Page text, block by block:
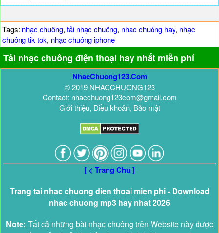
Tags: nhạc chuông, tải nhạc chuông, nhạc chuông hay, nhạc
chuông tik tok, nhạc chuông iphone
Tải nhạc chuông điện thoại hay nhất miễn phí
NhacChuong123.Com
© 2019 NHACCHUONG123
Contact: nhacchuong123com@gmail.com
Giới thiệu, Điều khoản, Bảo mật
[ < Trang Chủ ]
Trang tai nhac chuong dien thoai mien phi - Download
nhac chuong mp3 hay nhat 2026
Note: Tất cả những bài nhạc chuông trên Website này được